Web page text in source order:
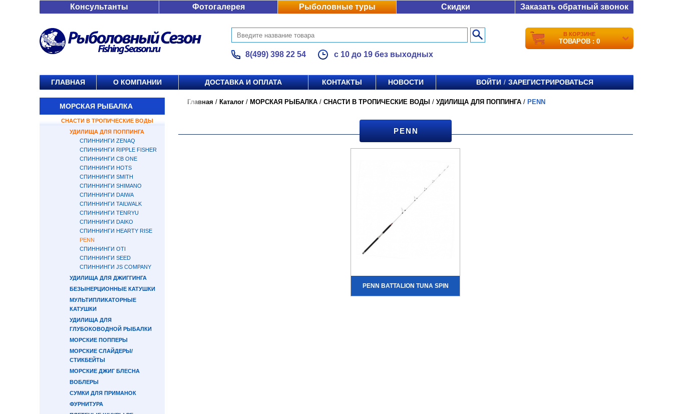
Консультанты Фотогалерея Рыболовные туры Скидки Заказать обратный звонок
8(499) 398 22 54 с 10 до 19 без выходных
В КОРЗИНЕ
ТОВАРОВ : 0
ГЛАВНАЯ О КОМПАНИИ ДОСТАВКА И ОПЛАТА КОНТАКТЫ НОВОСТИ ВОЙТИ / ЗАРЕГИСТРИРОВАТЬСЯ
МОРСКАЯ РЫБАЛКА
СНАСТИ В ТРОПИЧЕСКИЕ ВОДЫ
УДИЛИЩА ДЛЯ ПОППИНГА
СПИННИНГИ ZENAQ
СПИННИНГИ RIPPLE FISHER
СПИННИНГИ CB ONE
СПИННИНГИ HOTS
СПИННИНГИ SMITH
СПИННИНГИ SHIMANO
СПИННИНГИ DAIWA
СПИННИНГИ TAILWALK
СПИННИНГИ TENRYU
СПИННИНГИ DAIKO
СПИННИНГИ HEARTY RISE
PENN
СПИННИНГИ OTI
СПИННИНГИ SEED
СПИННИНГИ JS COMPANY
УДИЛИЩА ДЛЯ ДЖИГГИНГА
БЕЗЫНЕРЦИОННЫЕ КАТУШКИ
МУЛЬТИПЛИКАТОРНЫЕ
КАТУШКИ
УДИЛИЩА ДЛЯ
ГЛУБОКОВОДНОЙ РЫБАЛКИ
МОРСКИЕ ПОППЕРЫ
МОРСКИЕ СЛАЙДЕРЫ/
СТИКБЕЙТЫ
МОРСКИЕ ДЖИГ БЛЕСНА
ВОБЛЕРЫ
СУМКИ ДЛЯ ПРИМАНОК
ФУРНИТУРА
Главная / Каталог / МОРСКАЯ РЫБАЛКА / СНАСТИ В ТРОПИЧЕСКИЕ ВОДЫ / УДИЛИЩА ДЛЯ ПОППИНГА / PENN
PENN
PENN BATTALION TUNA SPIN